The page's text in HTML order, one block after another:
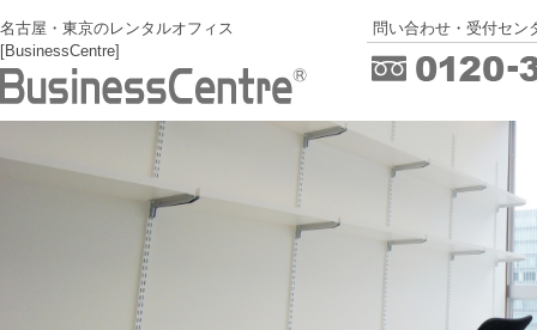
名古屋・東京のレンタルオフィス
[BusinessCentre]
問い合わせ・受付セン